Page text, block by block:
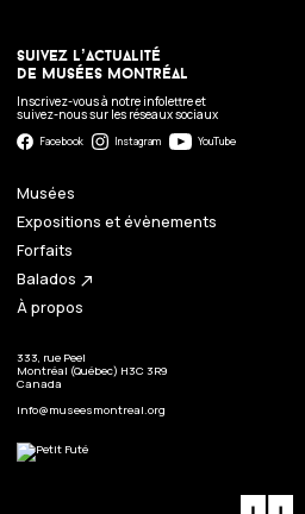
suivez l’actualité
de musées montréal
Inscrivez-vous à notre infolettre et
suivez-nous sur les réseaux sociaux
Facebook Instagram YouTube
Musées
Expositions et évènements
Forfaits
Balados north_east
À propos
333, rue Peel
Montréal (Québec) H3C 3R9
Canada
info@museesmontreal.org